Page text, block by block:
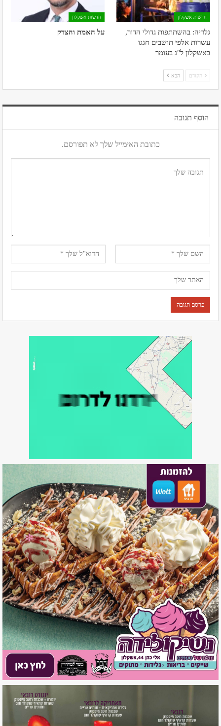
חדשות אשקלון
גלריה: בהשתתפות גדולי הדור,
עשרות אלפי תושבים חגגו
באשקלון ל"ג בעומר
חדשות אשקלון
על האמת והצדק
הקודם הבא
הוסף תגובה
כתובת האימייל שלך לא תפורסם.